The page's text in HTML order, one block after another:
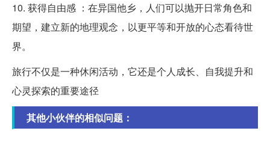
10. 获得自由感 ：在异国他乡，人们可以抛开日常角色和
期望，建立新的地理观念，以更平等和开放的心态看待世
界。
旅行不仅是一种休闲活动，它还是个人成长、自我提升和
心灵探索的重要途径
其他小伙伴的相似问题：